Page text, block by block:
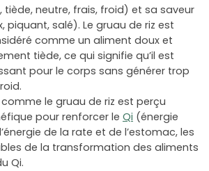
neutre, frais, froid) et sa saveur
piquant, salé). Le gruau de riz est
comme un aliment doux et
tiède, ce qui signifie qu’il est
pour le corps sans générer trop
le gruau de riz est perçu
pour renforcer le Qi (énergie
de la rate et de l’estomac, les
de la transformation des aliments
Qi.